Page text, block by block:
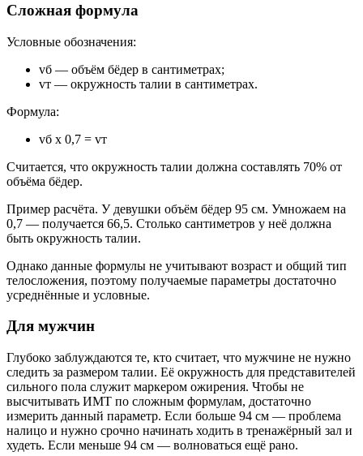
Сложная формула
Условные обозначения:
vб — объём бёдер в сантиметрах;
vт — окружность талии в сантиметрах.
Формула:
vб х 0,7 = vт
Считается, что окружность талии должна составлять 70% от
объёма бёдер.
Пример расчёта. У девушки объём бёдер 95 см. Умножаем на
0,7 — получается 66,5. Столько сантиметров у неё должна
быть окружность талии.
Однако данные формулы не учитывают возраст и общий тип
телосложения, поэтому получаемые параметры достаточно
усреднённые и условные.
Для мужчин
Глубоко заблуждаются те, кто считает, что мужчине не нужно
следить за размером талии. Её окружность для представителей
сильного пола служит маркером ожирения. Чтобы не
высчитывать ИМТ по сложным формулам, достаточно
измерить данный параметр. Если больше 94 см — проблема
налицо и нужно срочно начинать ходить в тренажёрный зал и
худеть. Если меньше 94 см — волноваться ещё рано.